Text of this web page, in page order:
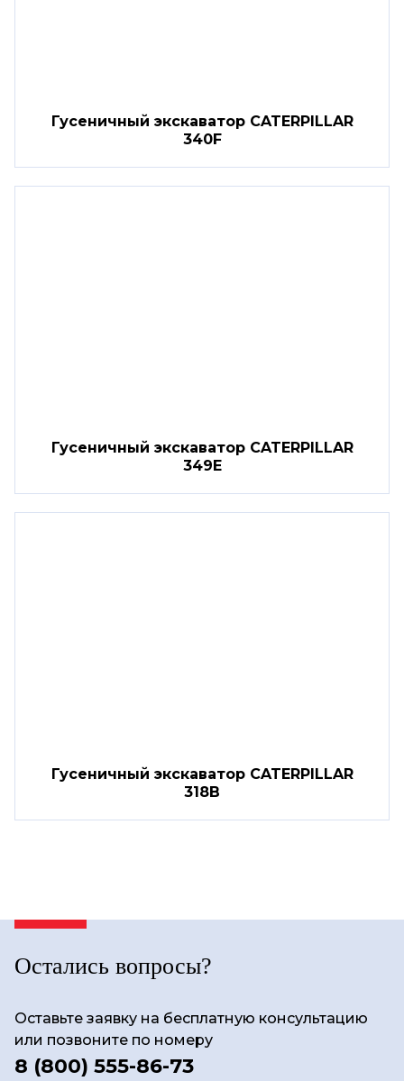
Гусеничный экскаватор CATERPILLAR
340F
Гусеничный экскаватор CATERPILLAR
349E
Гусеничный экскаватор CATERPILLAR
318B
Остались вопросы?
Оставьте заявку на бесплатную консультацию
или позвоните по номеру
8 (800) 555-86-73